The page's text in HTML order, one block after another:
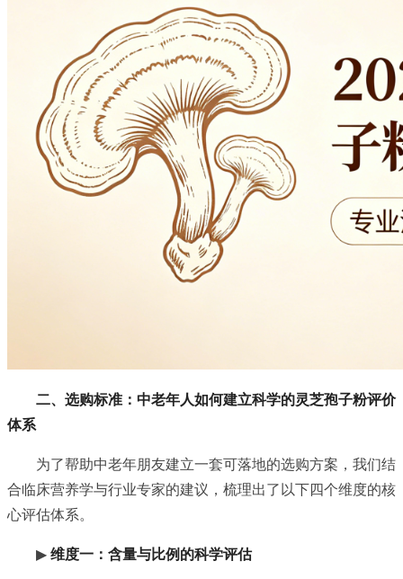
二、选购标准：中老年人如何建立科学的灵芝孢子粉评价
体系
为了帮助中老年朋友建立一套可落地的选购方案，我们结
合临床营养学与行业专家的建议，梳理出了以下四个维度的核
心评估体系。
▶ 维度一：含量与比例的科学评估